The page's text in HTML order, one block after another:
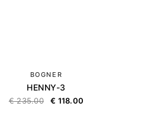
BOGNER
HENNY-3
€235.00 € 118.00